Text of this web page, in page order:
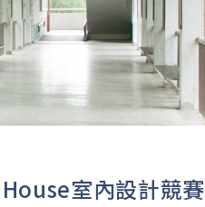
室內設計競賽